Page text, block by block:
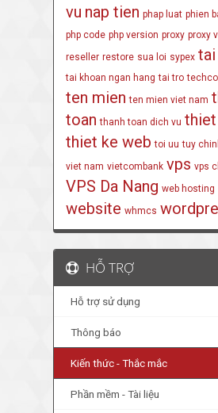
vu nap tien phap luat phien
php code php version proxy proxy
reseller restore sua loi sypex tai
tai khoan ngan hang tai tro
ten mien ten mien viet nam
toan thanh toan dich vu
thiet ke web toi uu tuy
viet nam vietcombank vps vps
VPS Da Nang web hosting
website whmcs
HỖ TRỢ
Hỗ trợ sử dụng
Thông báo
Kiến thức - Thắc mắc
Phần mềm - Tài liệu